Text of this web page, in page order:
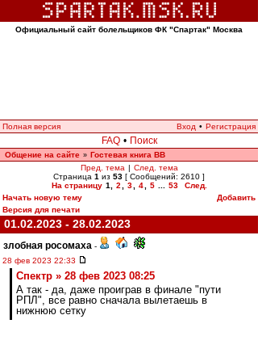
Официальный сайт болельщиков ФК "Спартак" Москва
Полная версия Вход • Регистрация
FAQ • Поиск
Общение на сайте » Гостевая книга ВВ
Пред. тема | След. тема
Страница 1 из 53 [ Сообщений: 2610 ]
На страницу 1 2 3 4 5 53
След.
Начать новую тему
Добавить
Версия для печати
01.02.2023 - 28.02.2023
злобная росомаха -
28 фев 2023 22:33
Спектр » 28 фев 2023 08:25
А так - да, даже проиграв в финале "пути
РПЛ", все равно сначала вылетаешь в
нижнюю сетку